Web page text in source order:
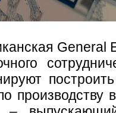
General
производству